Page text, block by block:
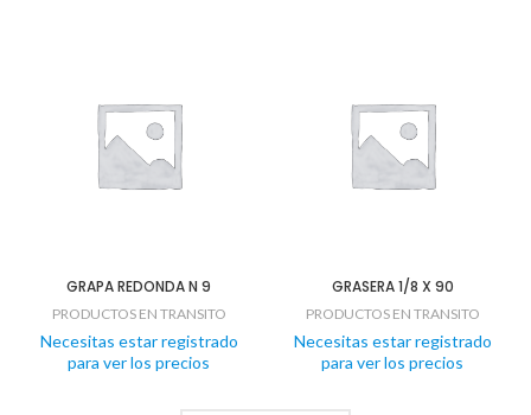
GRAPA REDONDA N 9
PRODUCTOS EN TRANSITO
Necesitas estar registrado
para ver los precios
GRASERA 1/8 X 90
PRODUCTOS EN TRANSITO
Necesitas estar registrado
para ver los precios